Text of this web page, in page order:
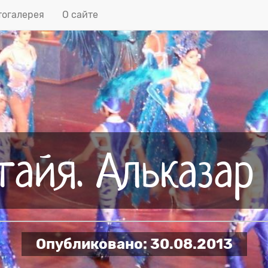
О сайте
Опубликовано: 30.08.2013